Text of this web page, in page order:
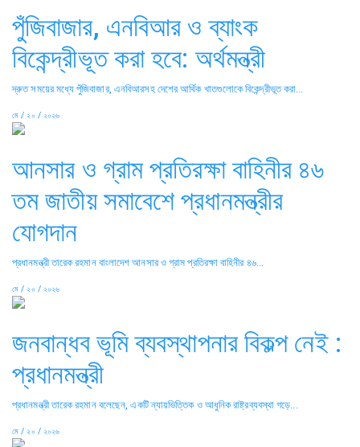
পুঁজিবাজার, এনবিআর ও ব্যাংক
বিকেন্দ্রীভূত করা হবে: অর্থমন্ত্রী
দ্রুত সময়ের মধ্যে পুঁজিবাজার, এনবিআরসহ দেশের আর্থিক খাতগুলোকে বিকেন্দ্রীভূত করা...
মে / ২০ / ২০২৬
আনসার ও গ্রাম প্রতিরক্ষা বাহিনীর ৪৬
তম জাতীয় সমাবেশে প্রধানমন্ত্রীর
যোগদান
প্রধানমন্ত্রী তারেক রহমান বাংলাদেশ আনসার ও গ্রাম প্রতিরক্ষা বাহিনীর ৪৬...
মে / ২০ / ২০২৬
জনবান্ধব ভূমি ব্যবস্থাপনার বিকল্প নেই :
প্রধানমন্ত্রী
প্রধানমন্ত্রী তারেক রহমান বলেছেন, একটি ন্যায়ভিত্তিক ও আধুনিক রাষ্ট্রব্যবস্থা গড়ে...
মে / ২০ / ২০২৬